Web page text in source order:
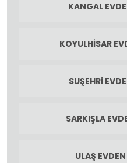
KANGAL
KOYULHISAR
SUŞEHRI
SARKIŞLA
ULAŞ